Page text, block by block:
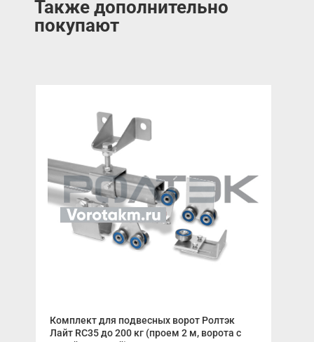
Также дополнительно
покупают
Комплект для подвесных ворот Ролтэк
Лайт RC35 до 200 кг (проем 2 м, ворота с